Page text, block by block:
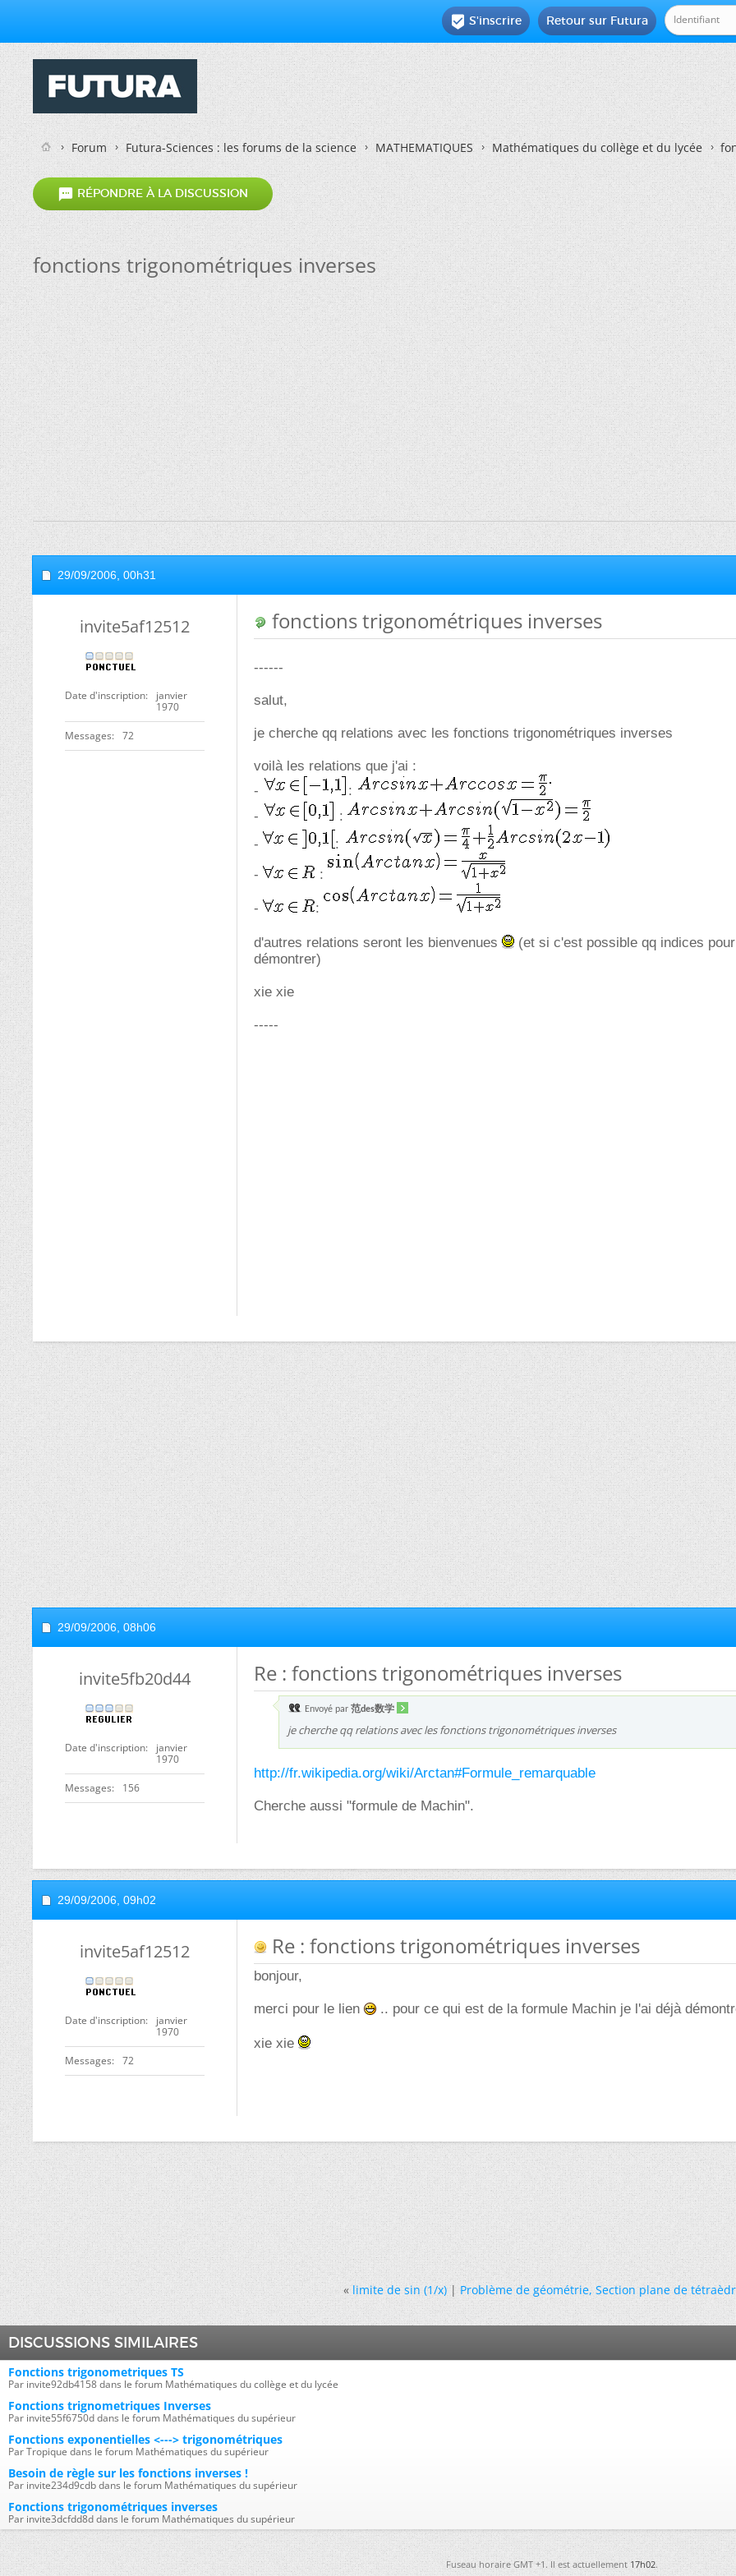
Retour sur Futura
 S'inscrire
Forum Futura-Sciences : les forums de la science MATHEMATIQUES Mathématiques du collège et du lycée
 RÉPONDRE À LA DISCUSSION
fonctions trigonométriques inverses
29/09/2006, 00h31
invite5af12512
Date d'inscription
janvier
1970
Messages 72
fonctions trigonométriques inverses
------
salut,
je cherche qq relations avec les fonctions trigonométriques inverses
voilà les relations que j'ai :
-
:
-
:
-
:
-
:
- :
d'autres relations seront les bienvenues
(et si c'est possible qq indices
démontrer)
xie xie
-----
29/09/2006, 08h06
invite5fb20d44
Date d'inscription
janvier
1970
Messages 156
Re : fonctions trigonométriques inverses
Envoyé par 范des数学
je cherche qq relations avec les fonctions trigonométriques inverses
http://fr.wikipedia.org/wiki/Arctan#Formule_remarquable
Cherche aussi "formule de Machin".
29/09/2006, 09h02
invite5af12512
Date d'inscription
janvier
1970
Messages 72
Re : fonctions trigonométriques inverses
bonjour,
merci pour le lien .. pour ce qui est de la formule Machin je l'ai déjà
xie xie
« limite de sin (1/x)|Problème de géométrie, Section plane de
DISCUSSIONS SIMILAIRES
Fonctions trigonometriques TS
Par invite92db4158 dans le forum Mathématiques du collège et du lycée
Fonctions trignometriques Inverses
Par invite55f6750d dans le forum Mathématiques du supérieur
Fonctions exponentielles <---> trigonométriques
Par Tropique dans le forum Mathématiques du supérieur
Besoin de règle sur les fonctions inverses !
Par invite234d9cdb dans le forum Mathématiques du supérieur
Fonctions trigonométriques inverses
Par invite3dcfdd8d dans le forum Mathématiques du supérieur
Fuseau horaire GMT +1. Il est actuellement17h02.